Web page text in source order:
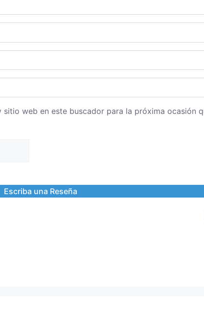
web en este buscador para la próxima ocasión